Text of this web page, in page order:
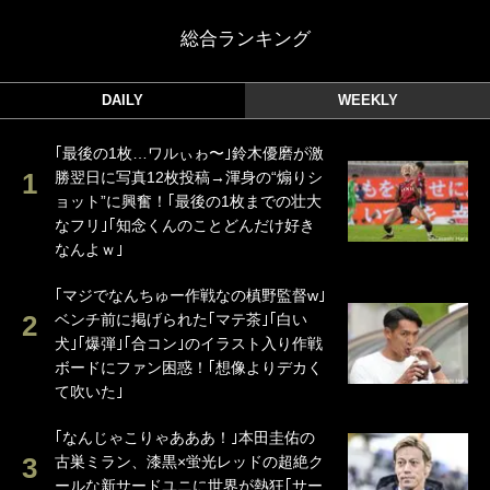
総合ランキング
DAILY WEEKLY
｢最後の1枚…ワルぃゎ〜｣鈴木優磨が激
勝翌日に写真12枚投稿→渾身の“煽りシ
ョット”に興奮！｢最後の1枚までの壮大
なフリ｣｢知念くんのことどんだけ好き
なんよｗ｣
｢マジでなんちゅー作戦なの槙野監督w｣
ベンチ前に掲げられた｢マテ茶｣｢白い
犬｣｢爆弾｣｢合コン｣のイラスト入り作戦
ボードにファン困惑！｢想像よりデカく
て吹いた｣
｢なんじゃこりゃあああ！｣本田圭佑の
古巣ミラン、漆黒×蛍光レッドの超絶ク
ールな新サードユニに世界が熱狂｢サー